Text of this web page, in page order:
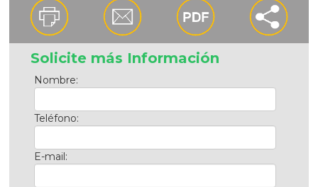
Solicite más Información
Nombre:
Teléfono:
E-mail: